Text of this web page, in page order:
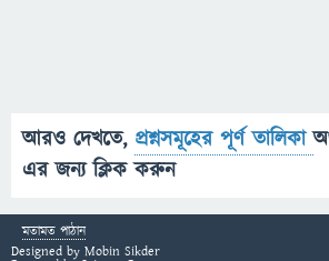
আরও দেখতে, প্রশ্নসমূহের পূর্ণ তালিকা
এর জন্য ক্লিক করুন
মতামত পাঠান
Designed by Mobin Sikder